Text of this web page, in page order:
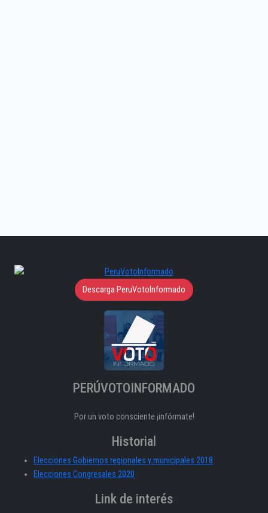
Descarga PeruVotoInformado
PERÚVOTOINFORMADO
Por un voto consciente ¡infórmate!
Historial
Elecciones Gobiernos regionales y municipales 2018
Elecciones Congresales 2020
Link de interés